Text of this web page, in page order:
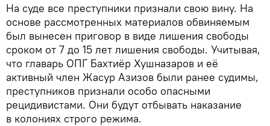
На суде все преступники признали свою вину. На
основе рассмотренных материалов обвиняемым
был вынесен приговор в виде лишения свободы
сроком от 7 до 15 лет лишения свободы. Учитывая,
что главарь ОПГ Бахтиёр Хушназаров и её
активный член Жасур Азизов были ранее судимы,
преступников признали особо опасными
рецидивистами. Они будут отбывать наказание
в колониях строго режима.